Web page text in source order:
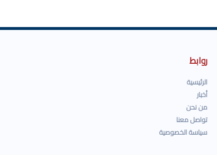
روابط
الرئيسية
أخبار
من نحن
تواصل معنا
سياسة الخصوصية